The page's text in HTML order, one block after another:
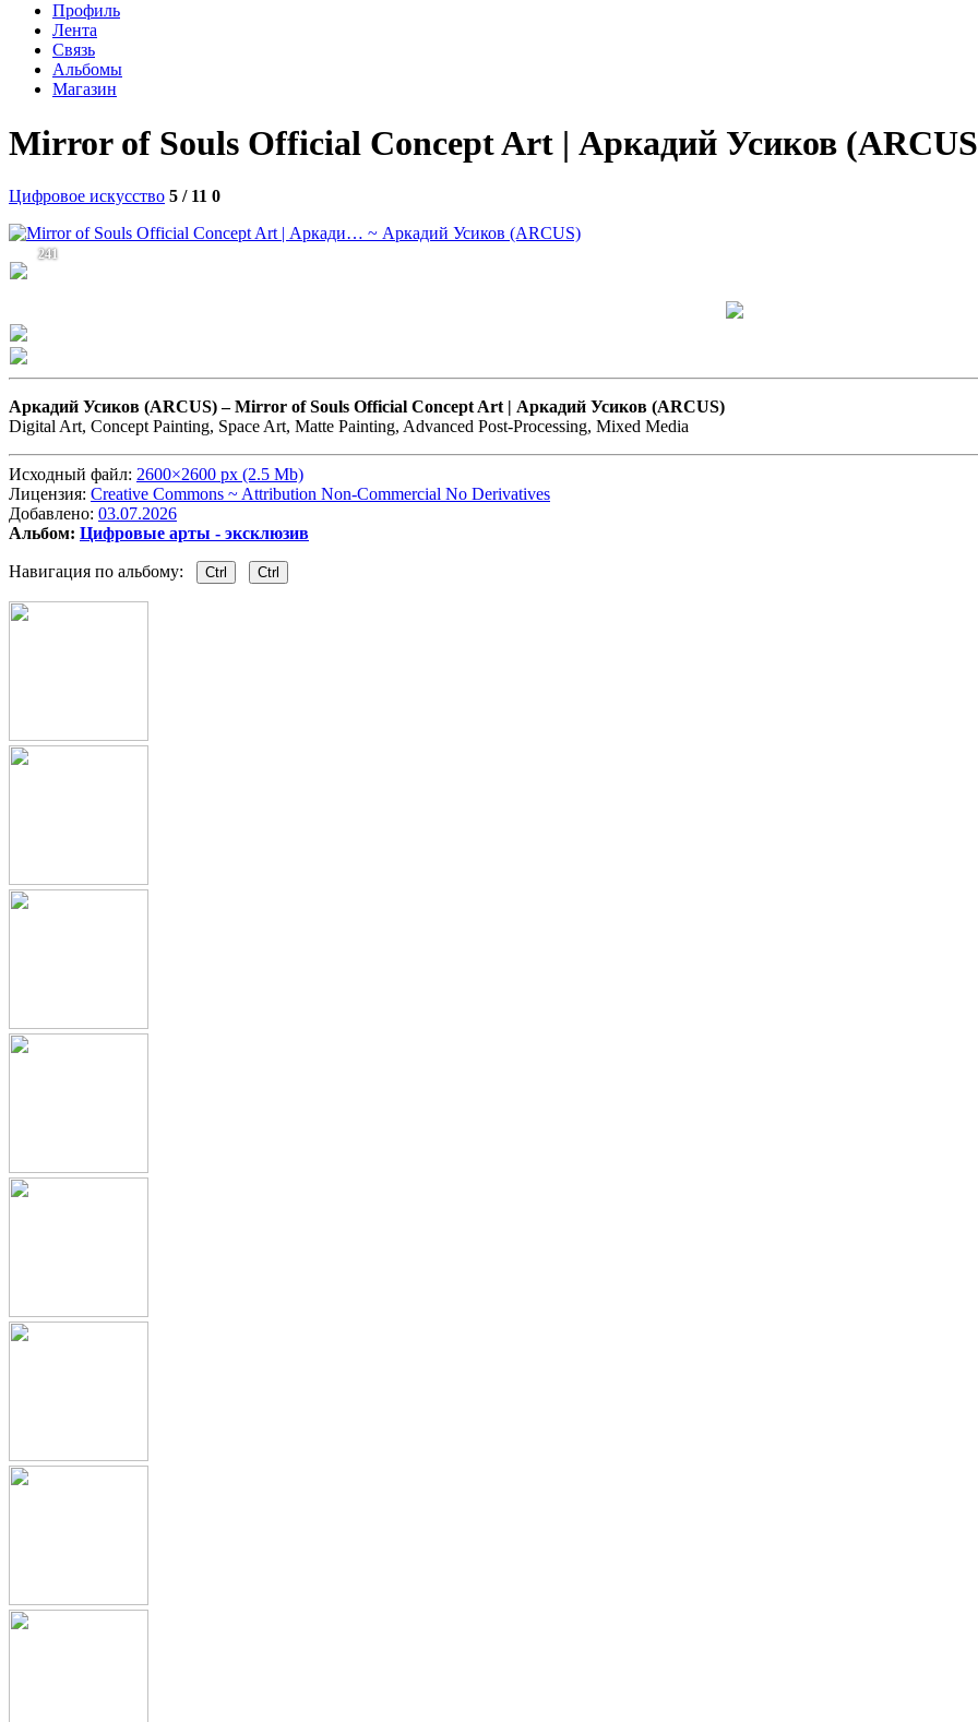
Профиль
Лента
Связь
Альбомы
Магазин
Mirror of Souls Official Concept Art | Аркадий Усиков
Цифровое искусство 5 / 11 0
241
Аркадий Усиков (ARCUS) –Mirror of Souls Official Concept Art | Аркадий Усиков (ARCUS)
Digital Art, Concept Painting, Space Art, Matte Painting, Advanced Post-Processing, Mixed Media
Исходный файл: 2600×2600 px (2.5 Mb)
Лицензия: Creative Commons ~ Attribution Non-Commercial No Derivatives
Добавлено: 03.07.2026
Альбом: Цифровые арты - эксклюзив
Навигация по альбому: Ctrl Ctrl